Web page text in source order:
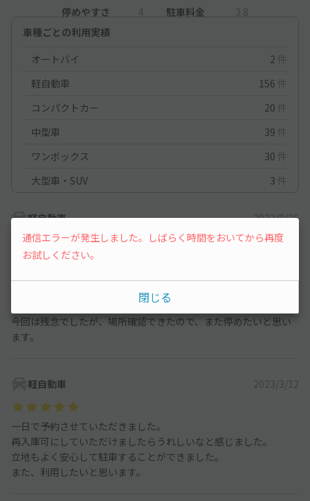
停めやすさ 4 駐車料金
3.8
車種ごとの利用実績
オートバイ
2 件
軽自動車
156 件
コンパクトカー
20 件
中型車
39 件
ワンボックス
30 件
大型車・SUV
3 件
軽自動車 2023/8/26
Googleで行くとポイントには無い。近隣のコインパーキングに 終
歯医者の看板があるの裏の道みたいです。
今回は残念でしたが、場所確認できたので、また停めたいと思い
ます。
軽自動車 2023/3/12
一日で予約させていただきました。
再入庫可にしていただけましたらうれしいなと感じました。
立地もよく安心して駐車することができました。
また、利用したいと思います。
通信エラーが発生しました。しばらく時間をおいてから再度
お試しください。
閉じる